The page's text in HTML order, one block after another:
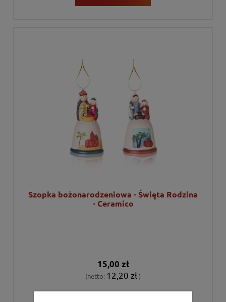
Szopka bożonarodzeniowa - Święta Rodzina
- Ceramico
15,00 zł
(netto: 12,20 zł)